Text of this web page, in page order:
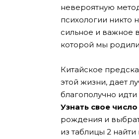
невероятную
психологии никто
сильное и важное
которой мы
Китайское
этой жизни, дает
благополучно
Узнать свое
рождения и
из таблицы 2